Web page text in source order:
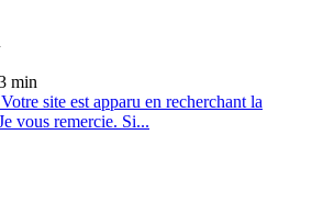
min
site est apparu en recherchant la
vous remercie. Si...